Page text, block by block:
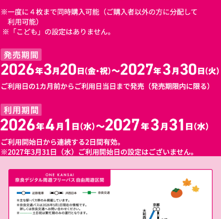
だ
さ
。